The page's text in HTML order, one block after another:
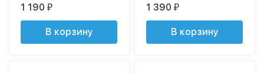
1 190₽
В корзину
1 390₽
В корзину